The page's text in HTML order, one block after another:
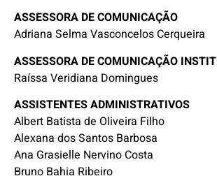
ASSESSORA DE COMUNICAÇÃO
Adriana Selma Vasconcelos Cerqueira
ASSESSORA DE COMUNICAÇÃO
Raíssa Veridiana Domingues
ASSISTENTES ADMINISTRATIVOS
Albert Batista de Oliveira Filho
Alexana dos Santos Barbosa
Ana Grasielle Nervino Costa
Bruno Bahia Ribeiro